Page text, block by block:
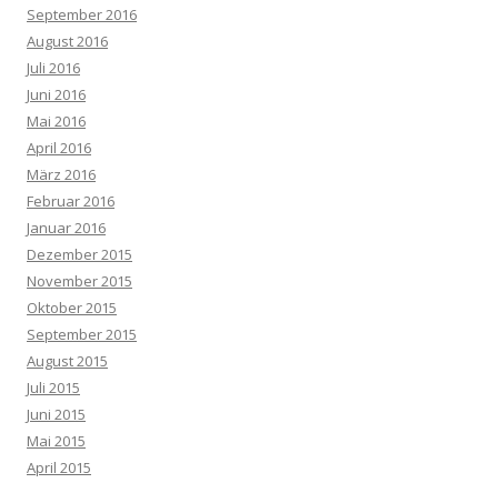
September 2016
August 2016
Juli 2016
Juni 2016
Mai 2016
April 2016
März 2016
Februar 2016
Januar 2016
Dezember 2015
November 2015
Oktober 2015
September 2015
August 2015
Juli 2015
Juni 2015
Mai 2015
April 2015